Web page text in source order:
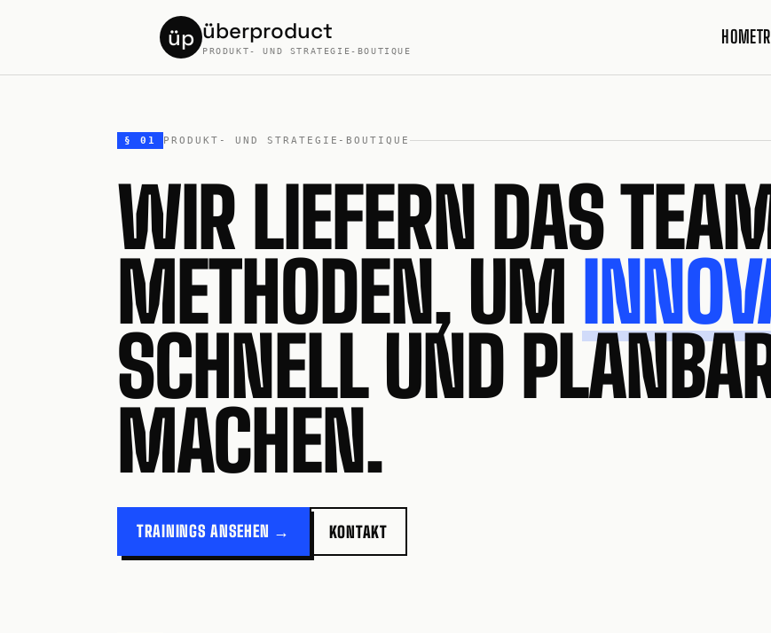
üp überproduct
PRODUKT- UND STRATEGIE-BOUTIQUE
HOME
§ 01 PRODUKT- UND STRATEGIE-BOUTIQUE
WIR LIEFERN DAS
METHODEN, UM
SCHNELL UND
MACHEN.
TRAININGS ANSEHEN → KONTAKT